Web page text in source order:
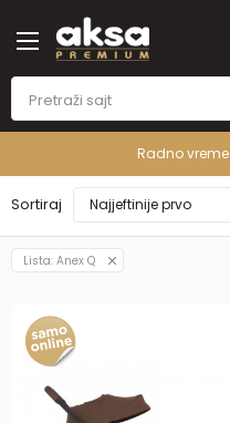
Radno vreme call
Sortiraj
Lista: Anex Q